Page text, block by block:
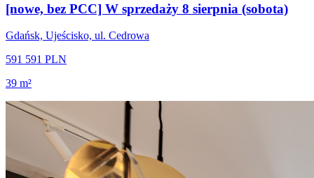
[nowe, bez PCC] W sprzedaży 8 sierpnia (sobota)
Gdańsk, Ujeścisko, ul. Cedrowa
591 591 PLN
39 m²